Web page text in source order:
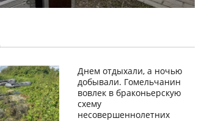
Днем отдыхали, а ночью
добывали. Гомельчанин
вовлек в браконьерскую
схему
несовершеннолетних